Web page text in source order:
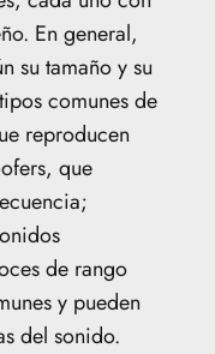
En general,
su tamaño y su
comunes de
reproducen
que
de rango
y pueden
del sonido.